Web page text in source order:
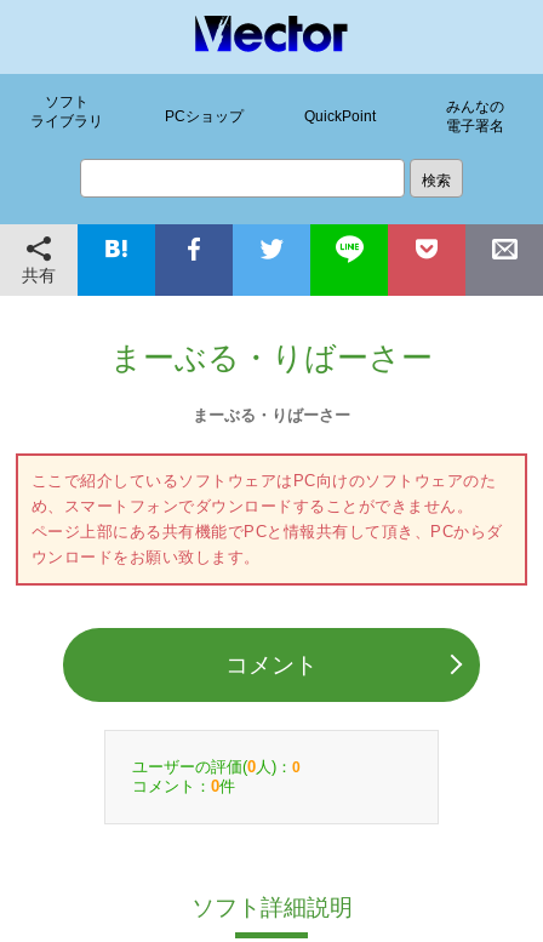
ソフト
ライブラリ
PCショップ QuickPoint
みんなの
電子署名
共有
まーぶる・りばーさー
まーぶる・りばーさー
ここで紹介しているソフトウェアはPC向けのソフトウェアのた
め、スマートフォンでダウンロードすることができません。
ページ上部にある共有機能でPCと情報共有して頂き、PCからダ
ウンロードをお願い致します。
コメント
ユーザーの評価(0 人)： 0
コメント： 0件
ソフト詳細説明